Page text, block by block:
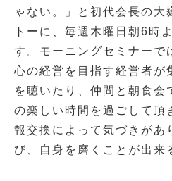
ゃない。」と初代会長の大
トーに、 毎週木曜日朝6時
す。 モーニングセミナーで
心の経営を目指す経営者が
を聴いたり、仲間と朝食会
の楽しい時間を過ごして頂
報交換によって気づきがあ
び、自身を磨くことが出来